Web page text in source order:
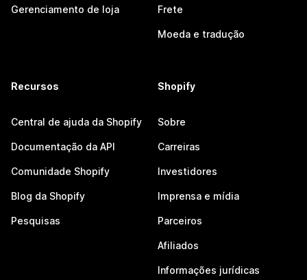
Gerenciamento de loja Frete
Moeda e tradução
Recursos
Central de ajuda da Shopify
Documentação da API
Comunidade Shopify
Blog da Shopify
Pesquisas
Shopify
Sobre
Carreiras
Investidores
Imprensa e mídia
Parceiros
Afiliados
Informações jurídicas